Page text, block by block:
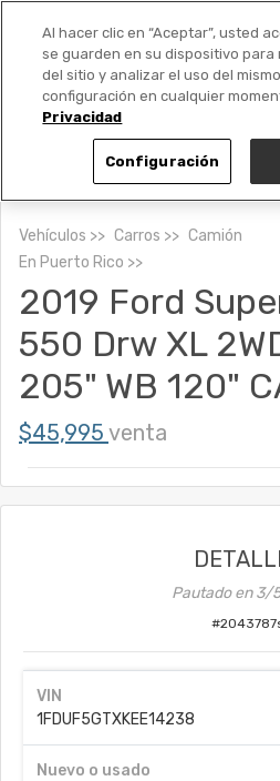
Vehículos Carros
Camión
En Puerto Rico
2019 Ford
550 Drw XL
205" WB 120"
$45,995 venta
Pautado en3/
#
VIN
1FDUF5GTXKEE14238
Nuevo o usado
Al hacer clic en “Aceptar”, usted
se guarden en su dispositivo para
del sitio y analizar el uso del
configuración en cualquier
Privacidad
Configuración